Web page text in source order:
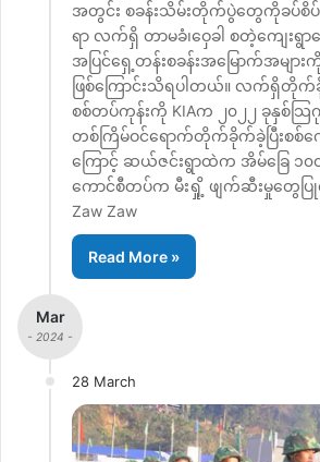
အတွင်း စခန်းသိမ်းတိုက်ပွဲတွေကိုခပ်စိ
ရာ လက်ရှိ တာမခံ၊ဝှေခါ စတဲ့ကျေးရွ
အပြင်ရှေ့တန်းစခန်းအမြောက်အမျာ
ဖြစ်ကြောင်းသိရပါတယ်။ လက်ရှိတို
စစ်တပ်ကုန်းကို KIAက ၂၀၂၂ ခုနှစ်
တစ်ကြိမ်ဝင်ရောက်တိုက်ခိုက်ခဲ့ပြီးစစ်
ကြောင့် ဆယ်ဇင်းရွာထဲက အိမ်ခြေ ၁၀
ကောင်စီတပ်က မီးရှို့ ဖျက်ဆီးမှုတွေပြု
Zaw Zaw
Read More »
Mar
- 2024 -
28 March